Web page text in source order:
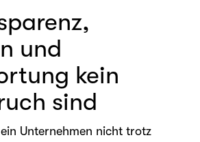
und
kein
sind
Unternehmen nicht trotz